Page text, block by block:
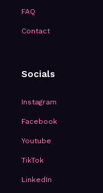
FAQ
Contact
Socials
Instagram
Facebook
Youtube
TikTok
LinkedIn